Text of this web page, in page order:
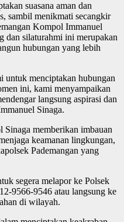
suasana aman dan
sambil menikmati secangkir
Kompol Immanuel
dan silaturahmi ini merupakan
hubungan yang lebih
untuk menciptakan hubungan
ini, kami menyampaikan
langsung aspirasi dan
Sinaga.
Sinaga memberikan imbauan
keamanan lingkungan,
Pademangan yang
segera melapor ke Polsek
9566-9546 atau langsung ke
di wilayah.